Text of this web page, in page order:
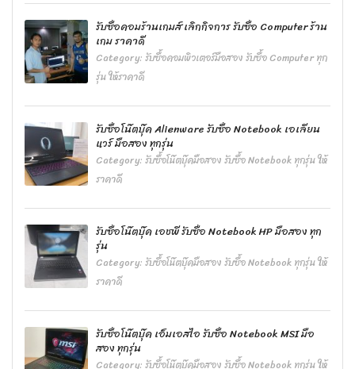
รับซื้อคอมร้านเกมส์ เลิกกิจการ รับซื้อ Computer ร้าน
เกม ราคาดี
Category:รับซื้อคอมพิวเตอร์มือสอง รับซื้อ Computer ทุก
รุ่น ให้ราคาดี
รับซื้อโน๊ตบุ๊ค Alienware รับซื้อ Notebook เอเลียน
แวร์ มือสอง ทุกรุ่น
Category:รับซื้อโน๊ตบุ๊คมือสอง รับซื้อ Notebook ทุกรุ่น ให้
ราคาดี
รับซื้อโน๊ตบุ๊ค เอชพี รับซื้อ Notebook HP มือสอง ทุก
รุ่น
Category:รับซื้อโน๊ตบุ๊คมือสอง รับซื้อ Notebook ทุกรุ่น ให้
ราคาดี
รับซื้อโน๊ตบุ๊ค เอ็มเอสไอ รับซื้อ Notebook MSI มือ
สอง ทุกรุ่น
Category:รับซื้อโน๊ตบุ๊คมือสอง รับซื้อ Notebook ทุกรุ่น ให้